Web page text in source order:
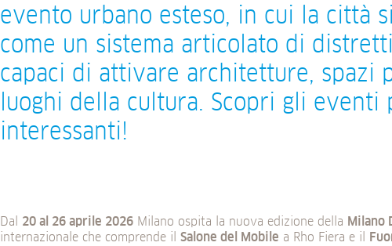
evento urbano esteso, in cui la città
come un sistema articolato di
capaci di attivare architetture, spazi
luoghi della cultura. Scopri gli eventi
interessanti!
Dal 20 al 26 aprile 2026 Milano ospita la nuova edizione della Milano
internazionale che comprende il Salone del Mobile a Rho Fiera e il